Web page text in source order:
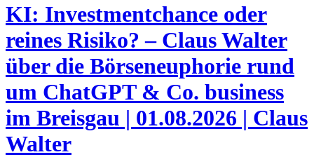
KI: Investmentchance oder
reines Risiko? – Claus Walter
über die Börseneuphorie rund
um ChatGPT & Co. business
im Breisgau | 01.08.2026 | Claus
Walter